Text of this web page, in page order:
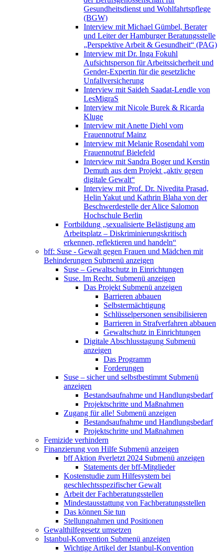
Gesundheitsdienst und Wohlfahrtspflege
(BGW)
Interview mit Michael Gümbel, Berater
und Leiter der Hamburger Beratungsstelle
„Perspektive Arbeit & Gesundheit“ (PAG)
Interview mit Dr. Inga Fokuhl
Aufsichtsperson für Arbeitssicherheit und
Gender-Expertin für die gesetzliche
Unfallversicherung
Interview mit Saideh Saadat-Lendle von
LesMigraS
Interview mit Nicole Burek & Ricarda
Kluge
Interview mit Anette Diehl vom
Frauennotruf Mainz
Interview mit Melanie Rosendahl vom
Frauennotruf Bielefeld
Interview mit Sandra Boger und Kerstin
Demuth aus dem Projekt „aktiv gegen
digitale Gewalt“
Interview mit Prof. Dr. Nivedita Prasad,
Helin Yakut und Kathrin Blaha von der
Beschwerdestelle der Alice Salomon
Hochschule Berlin
Fortbildung „sexualisierte Belästigung am
Arbeitsplatz – Diskriminierungskritisch
erkennen, reflektieren und handeln“
bff: Suse - Gewalt gegen Frauen und Mädchen mit
Behinderungen Submenü anzeigen
Suse – Gewaltschutz in Einrichtungen
Suse. Im Recht. Submenü anzeigen
Das Projekt Submenü anzeigen
Barrieren abbauen
Selbstermächtigung
Schlüsselpersonen sensibilisieren
Barrieren in Strafverfahren abbauen
Gewaltschutz in Einrichtungen
Digitale Abschlusstagung Submenü
anzeigen
Das Programm
Forderungen
Suse – sicher und selbstbestimmt Submenü
anzeigen
Bestandsaufnahme und Handlungsbedarf
Projektschritte und Maßnahmen
Zugang für alle! Submenü anzeigen
Bestandsaufnahme und Handlungsbedarf
Projektschritte und Maßnahmen
Femizide verhindern
Finanzierung von Hilfe Submenü anzeigen
bff Aktion #verletzt 2024 Submenü anzeigen
Statements der bff-Mitglieder
Kostenstudie zum Hilfesystem bei
geschlechtsspezifischer Gewalt
Arbeit der Fachberatungsstellen
Mindestausstattung von Fachberatungsstellen
Das können Sie tun
Stellungnahmen und Positionen
Gewalthilfegesetz umsetzen
Istanbul-Konvention Submenü anzeigen
Wichtige Artikel der Istanbul-Konvention